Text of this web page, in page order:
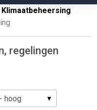
Klimaatbeheersing
regelingen